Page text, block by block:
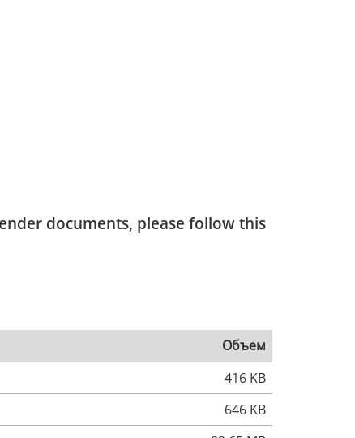
documents, please follow this
Объем
416 KB
646 KB